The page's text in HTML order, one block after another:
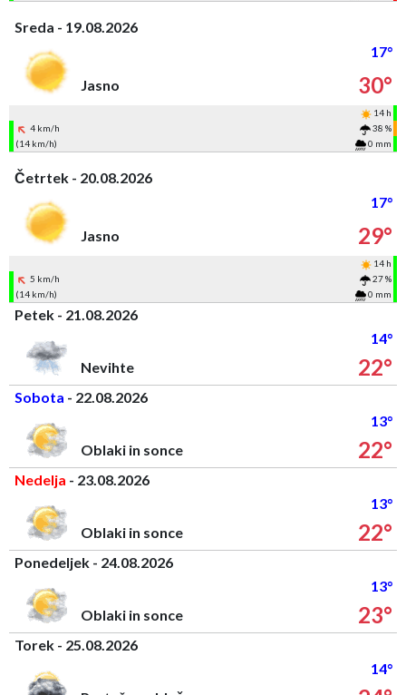
Sreda - 19.08.2026
17°
Jasno
30°
14 h
4 km/h
38 %
(14 km/h)
0 mm
Četrtek - 20.08.2026
17°
Jasno
29°
14 h
5 km/h
27 %
(14 km/h)
0 mm
Petek - 21.08.2026
14°
Nevihte
22°
Sobota - 22.08.2026
13°
Oblaki in sonce
22°
Nedelja - 23.08.2026
13°
Oblaki in sonce
22°
Ponedeljek - 24.08.2026
13°
Oblaki in sonce
23°
Torek - 25.08.2026
14°